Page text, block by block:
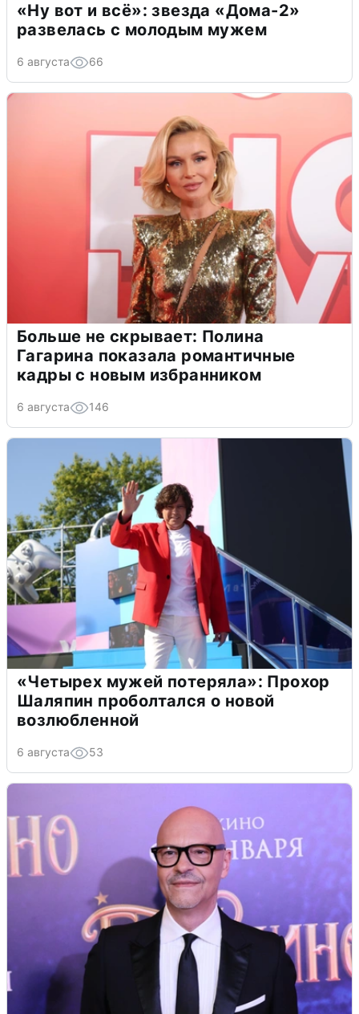
«Ну вот и всё»: звезда «Дома-2»
развелась с молодым мужем
6 августа 66
Больше не скрывает: Полина
Гагарина показала романтичные
кадры с новым избранником
6 августа 146
«Четырех мужей потеряла»: Прохор
Шаляпин проболтался о новой
возлюбленной
6 августа 53